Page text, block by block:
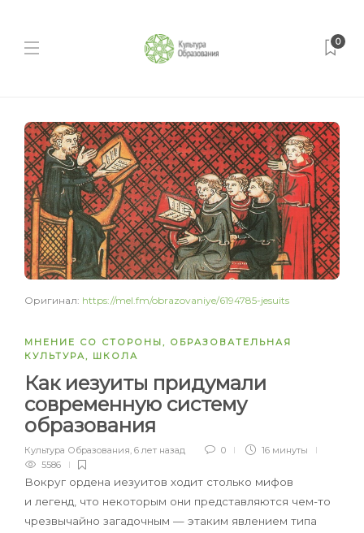
0
Оригинал: https://mel.fm/obrazovaniye/6194785-jesuits
МНЕНИЕ СО СТОРОНЫ, ОБРАЗОВАТЕЛЬНАЯ
КУЛЬТУРА, ШКОЛА
Как иезуиты придумали
современную систему
образования
Культура Образования, 6 лет назад 0
16 минуты
5586
Вокруг ордена иезуитов ходит столько мифов
и легенд, что некоторым они представляются чем-то
чрезвычайно загадочным — этаким явлением типа